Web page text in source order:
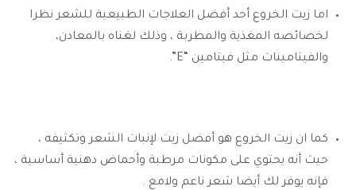
اما زيت الخروع أحد أفضل العلاجات الطبيعية للشعر نظرا
لخصائصه المغذية والمطربة ، وذلك لغناه بالمعادن،
والفيتامينات مثل فيتامين “E”.
كما ان زيت الخروع هو أفضل زيت لإنبات الشعر وتكثيفه ،
حيث أنه يحتوي على مكونات مرطبة وأحماض دهنية أساسية ،
فإنه يوفر لك أيضا شعر ناعم ولامع .